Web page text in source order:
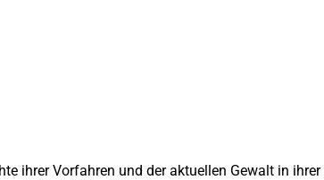
ihrer Vorfahren und der aktuellen Gewalt in